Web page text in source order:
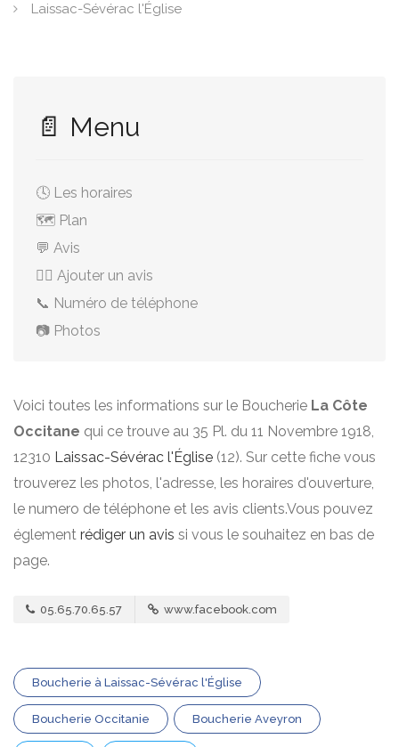
Laissac-Sévérac l'Église
📄 Menu
🕓 Les horaires
🗺️ Plan
💬 Avis
✍🏻 Ajouter un avis
📞 Numéro de téléphone
📷 Photos
Voici toutes les informations sur le Boucherie La Côte
Occitane qui ce trouve au 35 Pl. du 11 Novembre 1918,
12310 Laissac-Sévérac l'Église (12). Sur cette fiche vous
trouverez les photos, l'adresse, les horaires d'ouverture,
le numero de téléphone et les avis clients.Vous pouvez
églement rédiger un avis si vous le souhaitez en bas de
page.
05.65.70.65.57 www.facebook.com
Boucherie à Laissac-Sévérac l'Église
Boucherie Occitanie Boucherie Aveyron